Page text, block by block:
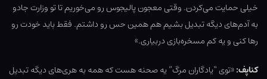
خیلی حمایت می‌کردن. وقتی معجون پالیجوس رو می‌خوریم تا تو وزارت جادو
به آدم‌های دیگه تبدیل بشیم هم همین حس رو داشتم. فقط باید خودت رو
رها کنی و یه کم مسخره‌بازی دربیاری.»
کناپف:«توی “یادگاران مرگ” یه صحنه هست که همه به هری‌های دیگه تبدیل